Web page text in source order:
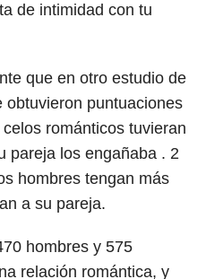
de intimidad con tu
que en otro estudio de
obtuvieron puntuaciones
románticos tuvieran
pareja los engañaba . 2
hombres tengan más
a su pareja.
hombres y 575
relación romántica, y